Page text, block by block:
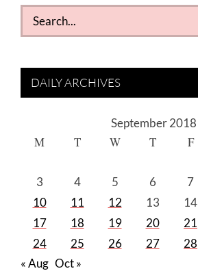
Search
for:
DAILY ARCHIVES
September 2018
M T W T F
3
4 5 6 7
10
11 12 13 14
17
18 19 20 21
24
25 26 27 28
« Aug Oct »